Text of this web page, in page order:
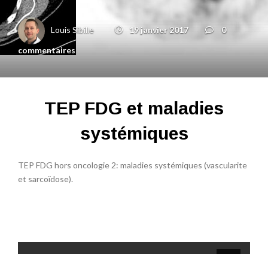
Louis Sibille 19 janvier 2017
0
commentaires
TEP FDG et maladies
systémiques
TEP FDG hors oncologie 2: maladies systémiques (vascularite
et sarcoïdose).